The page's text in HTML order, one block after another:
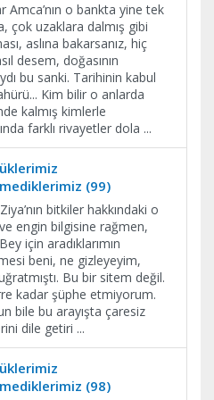
Amca’nın o bankta yine tek
çok uzaklara dalmış gibi
aslına bakarsanız, hiç
desem, doğasının
bu sanki. Tarihinin kabul
Kim bilir o anlarda
kalmış kimlerle
farklı rivayetler dola ...
(99)
bitkiler hakkındaki o
engin bilgisine rağmen,
için aradıklarımın
beni, ne gizleyeyim,
Bu bir sitem değil.
kadar şüphe etmiyorum.
bile bu arayışta çaresiz
dile getiri ...
(98)